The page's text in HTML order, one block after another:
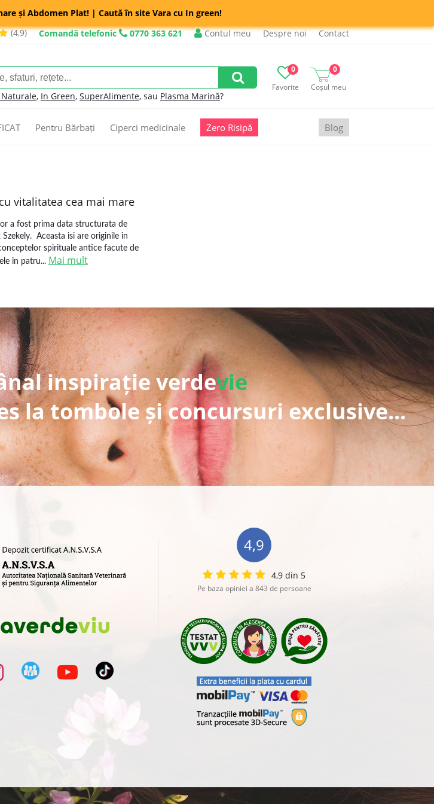
și Abdomen Plat! | Caută în site Vara cu In green!
(4,9)
Comandă telefonic 0770 363 621 Contul meu Despre noi Contact
Favorite
0
Coșul meu
0
, In Green, SuperAlimente, sau Plasma Marină?
Pentru Bărbați Ciperci medicinale Zero Risipă Blog
vitalitatea cea mai mare
a fost prima data structurata de
Aceasta isi are originile in
spirituale antice facute de
in patru... Mai mult
inspirație verdevie
la tombole și concursuri exclusive...
4,9
4,9 din 5
Pe baza opiniei a 843 de persoane